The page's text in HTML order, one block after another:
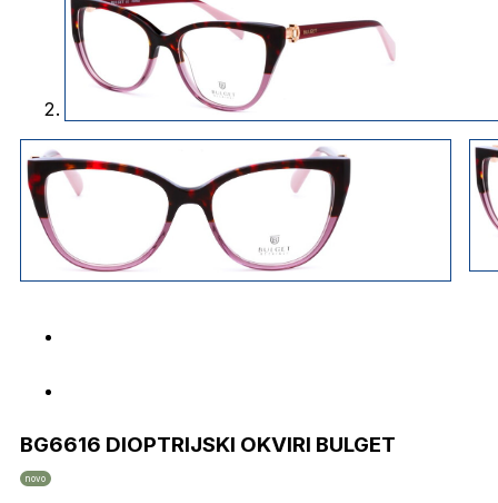
BG6616 DIOPTRIJSKI OKVIRI BULGET
novo